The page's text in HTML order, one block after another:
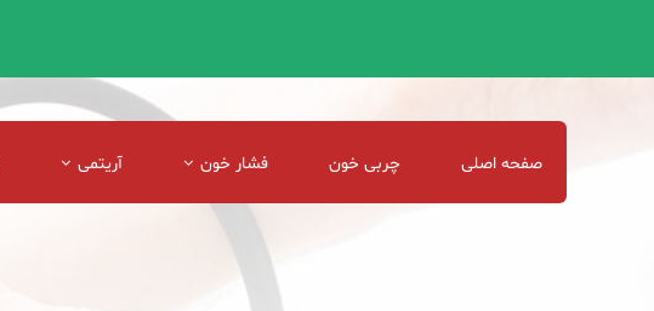
صفحه اصلی چربی خون فشار خون آریتمی